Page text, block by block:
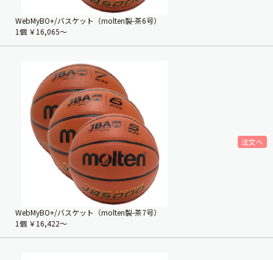
WebMyBO+/バスケット（molten製-茶6号）
1個 ￥16,065〜
WebMyBO+/バスケット（molten製-茶7号）
1個 ￥16,422〜